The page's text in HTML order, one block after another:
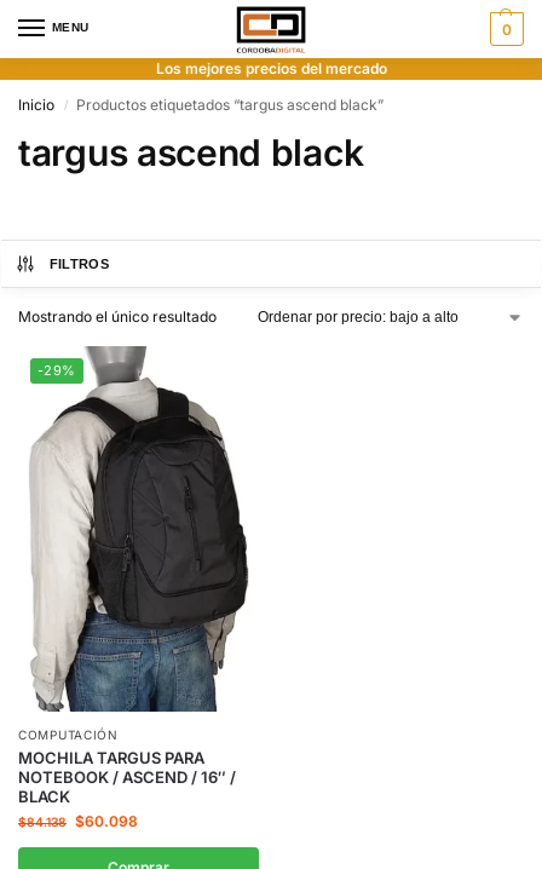
MENU 0
Los mejores precios del mercado
Inicio
/ Productos etiquetados “targus ascend black”
targus ascend black
FILTROS
Mostrando el único resultado
-29%
COMPUTACIÓN
MOCHILA TARGUS PARA
NOTEBOOK / ASCEND / 16″ /
BLACK
$84.138 $60.098